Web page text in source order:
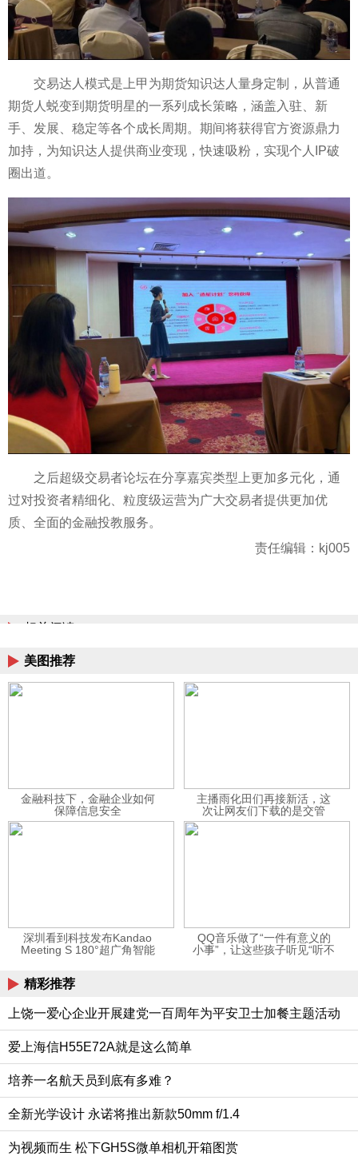
交易达人模式是上甲为期货知识达人量身定制，从普通
期货人蜕变到期货明星的一系列成长策略，涵盖入驻、新
手、发展、稳定等各个成长周期。期间将获得官方资源鼎力
加持，为知识达人提供商业变现，快速吸粉，实现个人IP破
圈出道。
之后超级交易者论坛在分享嘉宾类型上更加多元化，通
过对投资者精细化、粒度级运营为广大交易者提供更加优
质、全面的金融投教服务。
责任编辑：kj005
相关阅读
美图推荐
金融科技下，金融企业如何
保障信息安全
主播雨化田们再接新活，这
次让网友们下载的是交管
12123APP
深圳看到科技发布Kandao
Meeting S 180°超广角智能
QQ音乐做了“一件有意义的
小事”，让这些孩子听见“听不
精彩推荐
上饶一爱心企业开展建党一百周年为平安卫士加餐主题活动
爱上海信H55E72A就是这么简单
培养一名航天员到底有多难？
全新光学设计 永诺将推出新款50mm f/1.4
为视频而生 松下GH5S微单相机开箱图赏